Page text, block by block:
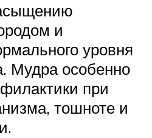
и
уровня
Мудра особенно
при
тошноте и